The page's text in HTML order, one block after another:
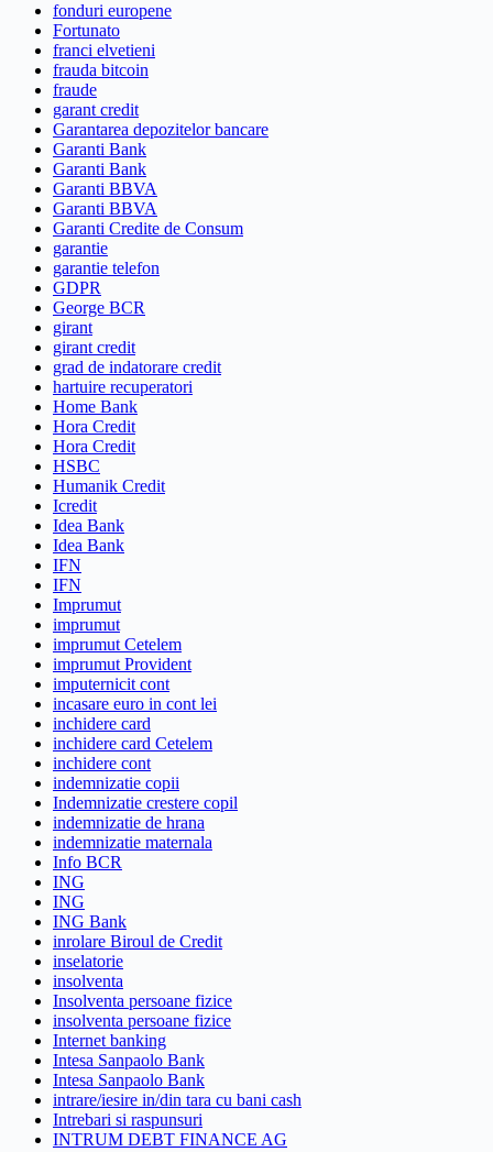
fonduri europene
Fortunato
franci elvetieni
frauda bitcoin
fraude
garant credit
Garantarea depozitelor bancare
Garanti Bank
Garanti Bank
Garanti BBVA
Garanti BBVA
Garanti Credite de Consum
garantie
garantie telefon
GDPR
George BCR
girant
girant credit
grad de indatorare credit
hartuire recuperatori
Home Bank
Hora Credit
Hora Credit
HSBC
Humanik Credit
Icredit
Idea Bank
Idea Bank
IFN
IFN
Imprumut
imprumut
imprumut Cetelem
imprumut Provident
imputernicit cont
incasare euro in cont lei
inchidere card
inchidere card Cetelem
inchidere cont
indemnizatie copii
Indemnizatie crestere copil
indemnizatie de hrana
indemnizatie maternala
Info BCR
ING
ING
ING Bank
inrolare Biroul de Credit
inselatorie
insolventa
Insolventa persoane fizice
insolventa persoane fizice
Internet banking
Intesa Sanpaolo Bank
Intesa Sanpaolo Bank
intrare/iesire in/din tara cu bani cash
Intrebari si raspunsuri
INTRUM DEBT FINANCE AG